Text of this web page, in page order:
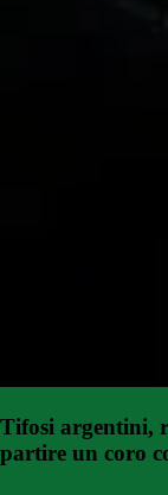
Tifosi argentini,
partire un coro